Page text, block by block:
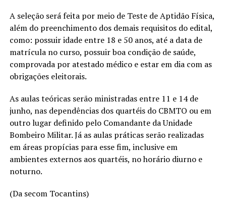
A seleção será feita por meio de Teste de Aptidão Física,
além do preenchimento dos demais requisitos do edital,
como: possuir idade entre 18 e 50 anos, até a data de
matrícula no curso, possuir boa condição de saúde,
comprovada por atestado médico e estar em dia com as
obrigações eleitorais.
As aulas teóricas serão ministradas entre 11 e 14 de
junho, nas dependências dos quartéis do CBMTO ou em
outro lugar definido pelo Comandante da Unidade
Bombeiro Militar. Já as aulas práticas serão realizadas
em áreas propícias para esse fim, inclusive em
ambientes externos aos quartéis, no horário diurno e
noturno.
(Da secom Tocantins)